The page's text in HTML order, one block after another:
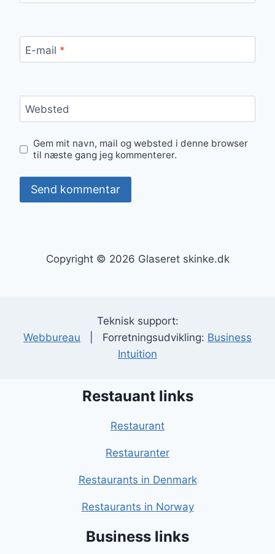
E-mail *
Websted
Gem mit navn, mail og websted i denne browser
til næste gang jeg kommenterer.
Copyright © 2026 Glaseret skinke.dk
Teknisk support:
Webbureau | Forretningsudvikling: Business
Intuition
Restauant links
Restaurant
Restauranter
Restaurants in Denmark
Restaurants in Norway
Business links